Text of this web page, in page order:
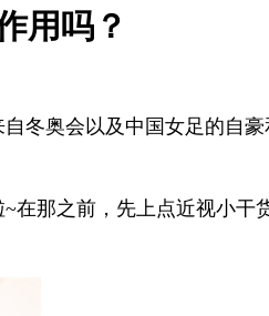
用吗？
冬奥会以及中国女足的自
那之前，先上点近视小干